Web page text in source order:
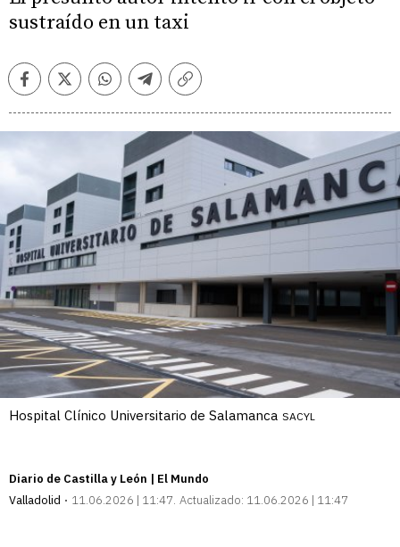
sustraído en un taxi
FacebookTwitterWhatsappTelegramCopiar
Hospital Clínico Universitario de Salamanca SACYL
Diario de Castilla y León | El Mundo
Valladolid
11.06.2026 | 11:47 Actualizado: 11.06.2026 | 11:47